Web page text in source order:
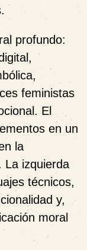
profundo:
feministas
El
en un
la
La izquierda
técnicos,
y,
moral